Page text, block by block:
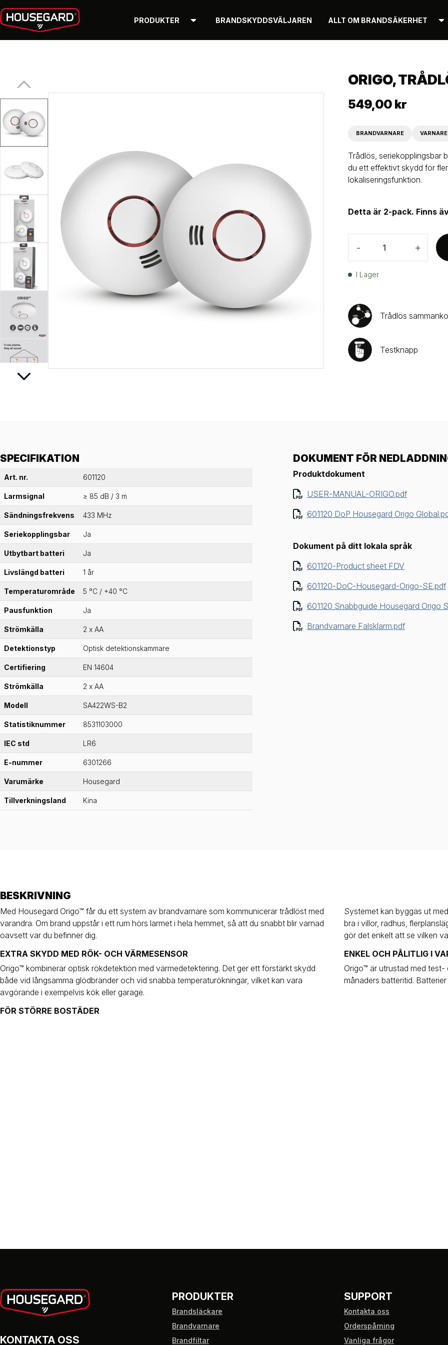
PRODUKTER BRANDSKYDDSVÄLJAREN ALLT OM BRANDSÄKERHET
ORIGO,
549,00 kr
BRANDVARNARE VARNARE
Trådlös, seriekopplingsbar
du ett effektivt skydd för
lokaliseringsfunktion.
Detta är 2-pack. Finns
- +
I Lager
Trådlös
Testknapp
SPECIFIKATION
Art. nr. 601120
Larmsignal ≥ 85 dB / 3 m
Sändningsfrekvens 433 MHz
Seriekopplingsbar Ja
Utbytbart batteri Ja
Livslängd batteri 1 år
Temperaturområde 5 °C / +40 °C
Pausfunktion Ja
Strömkälla 2 x AA
Detektionstyp Optisk detektionskammare
Certifiering EN 14604
Strömkälla 2 x AA
Modell SA422WS-B2
Statistiknummer 8531103000
IEC std LR6
E-nummer 6301266
Varumärke Housegard
Tillverkningsland Kina
DOKUMENT FÖR
Produktdokument
USER-MANUAL-ORIGO.pdf
601120 DoP Housegard Origo
Dokument på ditt lokala språk
601120-Product sheet FDV
601120-DoC-Housegard-Origo-SE.pdf
601120 Snabbguide Housegard Origo
Brandvarnare Falsklarm.pdf
BESKRIVNING
Med Housegard Origo™ får du ett system av brandvarnare som kommunicerar trådlöst med
varandra. Om brand uppstår i ett rum hörs larmet i hela hemmet, så att du snabbt blir varnad
oavsett var du befinner dig.
EXTRA SKYDD MED RÖK- OCH VÄRMESENSOR
Origo™ kombinerar optisk rökdetektion med värmedetektering. Det ger ett förstärkt skydd
både vid långsamma glödbränder och vid snabba temperaturökningar, vilket kan vara
avgörande i exempelvis kök eller garage.
FÖR STÖRRE BOSTÄDER
Systemet kan byggas ut
bra i villor, radhus,
gör det enkelt att se vilken
ENKEL OCH PÅLITLIG I
Origo™ är utrustad med
månaders batteritid.
KONTAKTA OSS
PRODUKTER
Brandsläckare
Brandvarnare
Brandfiltar
SUPPORT
Kontakta oss
Orderspårning
Vanliga frågor